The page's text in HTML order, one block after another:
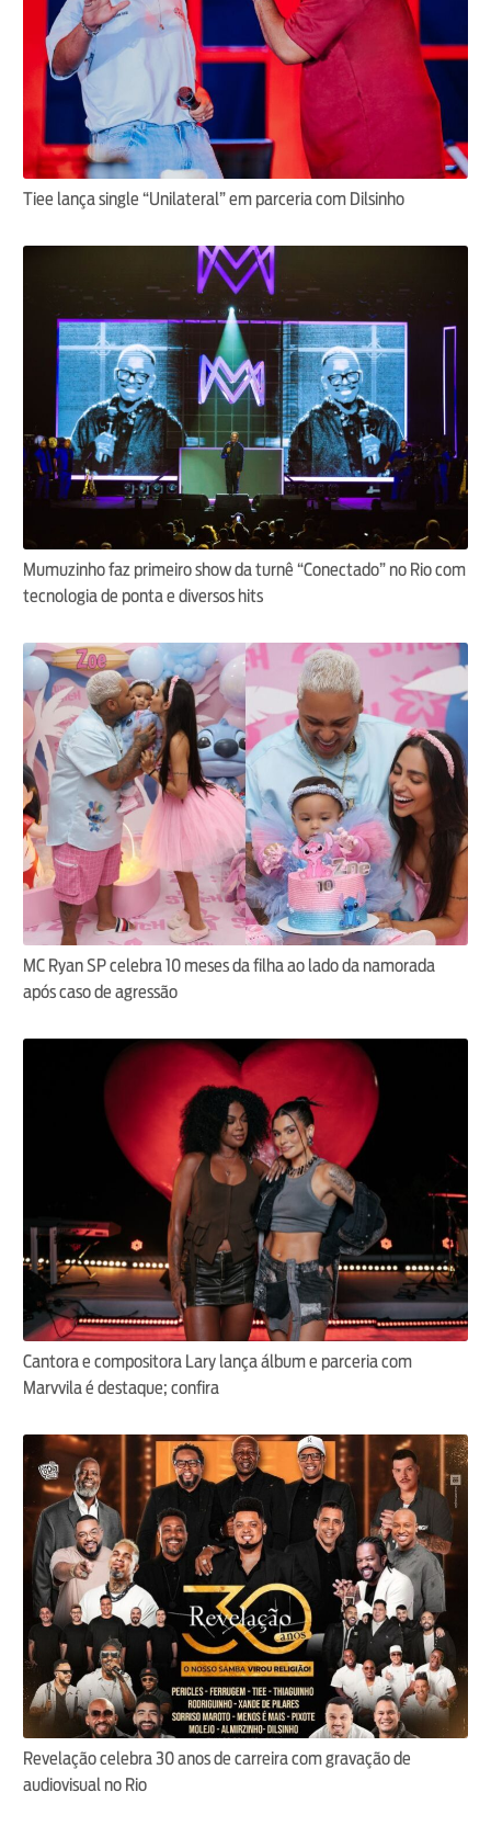
Tiee lança single “Unilateral” em parceria com Dilsinho
Mumuzinho faz primeiro show da turnê “Conectado” no Rio com
tecnologia de ponta e diversos hits
MC Ryan SP celebra 10 meses da filha ao lado da namorada
após caso de agressão
Cantora e compositora Lary lança álbum e parceria com
Marvvila é destaque; confira
Revelação celebra 30 anos de carreira com gravação de
audiovisual no Rio